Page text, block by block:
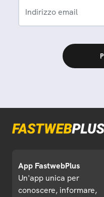
Indirizzo email
App FastwebPlus
Un'app unica per
conoscere, informare,